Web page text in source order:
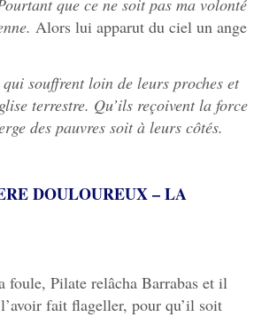
que ce ne soit pas ma volonté
Alors lui apparut du ciel un ange
souffrent loin de leurs proches et
terrestre. Qu’ils reçoivent la force
des pauvres soit à leurs côtés.
DOULOUREUX – LA
foule, Pilate relâcha Barrabas et il
fait flageller, pour qu’il soit